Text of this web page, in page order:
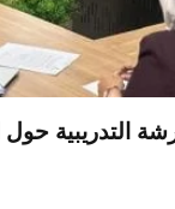
التدريبية حول